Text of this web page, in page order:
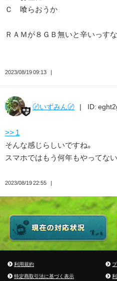
Ｃ 喰らおうか
ＲＡＭが８ＧＢ無いと辛いっす
2023/08/19 09:13
〄いずみん〄 ID:
>> 1
そんな感じらしいですね。
スマホではもう何年もやってない・
2023/08/19 22:55
利用規約
特定商取引法に基づく表示